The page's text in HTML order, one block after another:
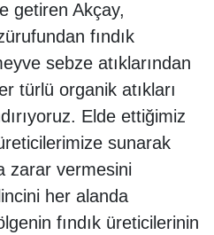
getiren Akçay,
fındık
sebze atıklarından
türlü organik atıkları
Elde ettiğimiz
sunarak
zarar vermesini
her alanda
fındık üreticilerinin